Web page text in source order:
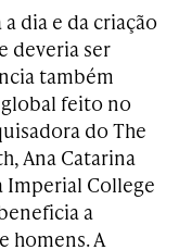
dia e da criação
deveria ser
também
feito no
do The
Ana Catarina
Imperial College
a
homens. A